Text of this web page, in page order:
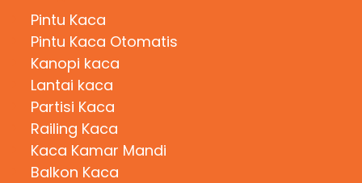
Pintu Kaca
Pintu Kaca Otomatis
Kanopi kaca
Lantai kaca
Partisi Kaca
Railing Kaca
Kaca Kamar Mandi
Balkon Kaca